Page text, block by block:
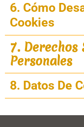
6. Cómo
Cookies
7. Derechos
Personales
8. Datos De